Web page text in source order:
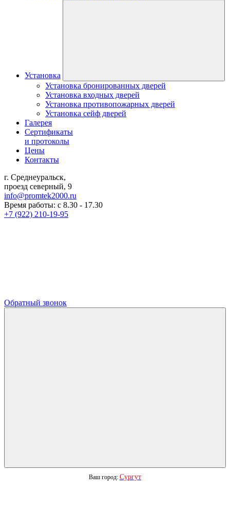
Установка
Установка бронированных дверей
Установка входных дверей
Установка противопожарных дверей
Установка сейф дверей
Галерея
Сертификаты
и протоколы
Цены
Контакты
г. Среднеуральск,
проезд северный, 9
info@promtek2000.ru
Время работы: с 8.30 - 17.30
+7 (922) 210-19-95
Обратный звонок
Ваш город: Сургут